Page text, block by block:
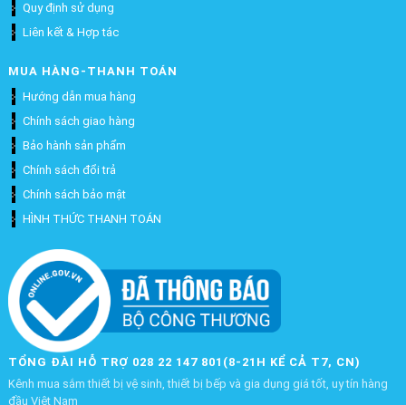
Quy định sử dụng
Liên kết & Hợp tác
MUA HÀNG-THANH TOÁN
Hướng dẫn mua hàng
Chính sách giao hàng
Bảo hành sản phẩm
Chính sách đổi trả
Chính sách bảo mật
HÌNH THỨC THANH TOÁN
TỔNG ĐÀI HỖ TRỢ 028 22 147 801(8-21H KỂ CẢ T7, CN)
Kênh mua sắm thiết bị vệ sinh, thiết bị bếp và gia dụng giá tốt, uy tín hàng
đầu Việt Nam